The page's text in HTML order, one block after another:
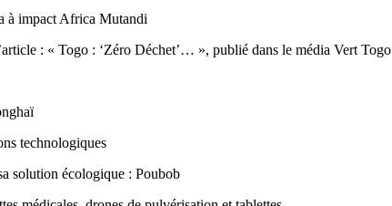
impact Africa Mutandi
: « Togo : ‘Zéro Déchet’… », publié dans le média Vert Togo
technologiques
solution écologique : Poubob